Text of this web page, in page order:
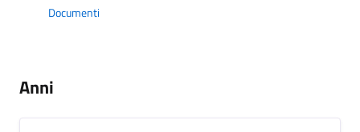
Documenti
Anni